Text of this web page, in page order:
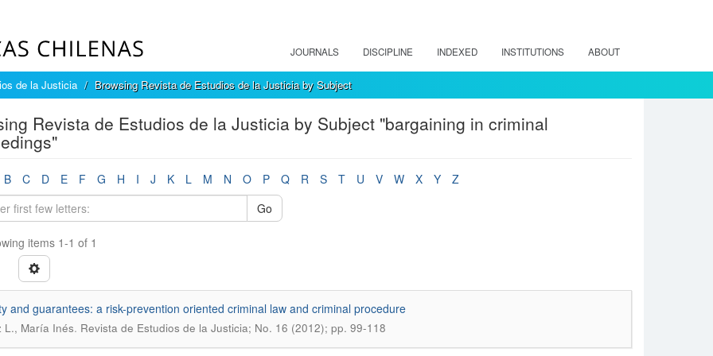
JOURNALS DISCIPLINE INDEXED INSTITUTIONS ABOUT
de la Justicia Browsing Revista de Estudios de la Justicia by Subject
Revista de Estudios de la Justicia by Subject "bargaining in criminal
B C D E F G H I J K L M N O P Q R S T U V W X Y
Z
Go
items 1-1 of 1
and guarantees: a risk-prevention oriented criminal law and criminal procedure
L., María Inés. Revista de Estudios de la Justicia; No. 16 (2012); pp. 99-118